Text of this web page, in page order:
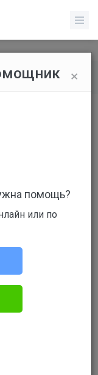
Я являюсь
×
помощь?
или по